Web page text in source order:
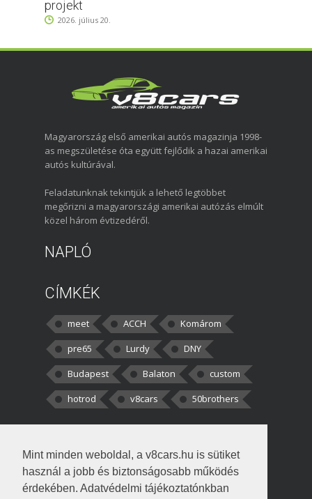
Mint minden weboldal, a v8cars.hu is sütiket
használ a jobb és biztonságosabb működés
érdekében. Adatvédelmi tájékoztatónkban
projekt
2026. július 20.
Magyarország első amerikai autós magazinja 1998-
as megszületése óta együtt fejlődik a hazai amerikai
autós kultúrával.
Feladatunknak tekintjük a lehető legtöbbet
megőrizni a magyarországi amerikai autózás elmúlt
közel három évtizedéről.
NAPLÓ
CÍMKÉK
meet ACCH
Komárom
pre65
Lurdy
DNY
Budapest
Balaton
custom
hotrod
v8cars 50brothers
kortisz:Elszúrtam! Én csak két
darabbaal számoltam. Nem tudtam, hogy fél autót,